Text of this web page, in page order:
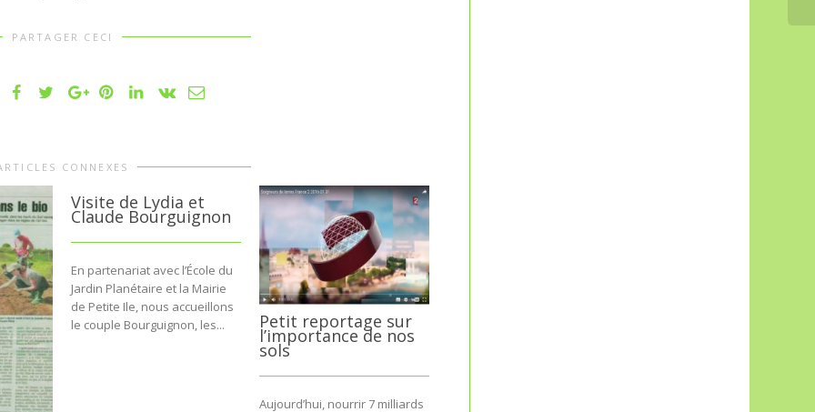
PARTAGER CECI
CONNEXES
Visite de Lydia et
Claude Bourguignon
En partenariat avec l’École du
Jardin Planétaire et la Mairie
de Petite Ile, nous accueillons
le couple Bourguignon, les...
Petit reportage sur
l’importance de nos
sols
Aujourd’hui, nourrir 7 milliards